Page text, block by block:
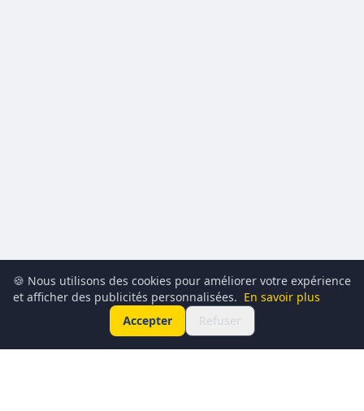
🍪 Nous utilisons des cookies pour améliorer votre expérience
et afficher des publicités personnalisées. En savoir plus
Accepter
Refuser